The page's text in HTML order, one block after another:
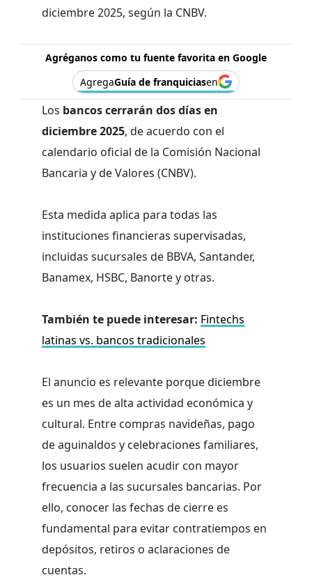
diciembre 2025, según la CNBV.
Agréganos como tu fuente favorita en Google
AgregaGuía de franquiciasen
Los bancos cerrarán dos días en
diciembre 2025, de acuerdo con el
calendario oficial de la Comisión Nacional
Bancaria y de Valores (CNBV).
Esta medida aplica para todas las
instituciones financieras supervisadas,
incluidas sucursales de BBVA, Santander,
Banamex, HSBC, Banorte y otras.
También te puede interesar: Fintechs
latinas vs. bancos tradicionales
El anuncio es relevante porque diciembre
es un mes de alta actividad económica y
cultural. Entre compras navideñas, pago
de aguinaldos y celebraciones familiares,
los usuarios suelen acudir con mayor
frecuencia a las sucursales bancarias. Por
ello, conocer las fechas de cierre es
fundamental para evitar contratiempos en
depósitos, retiros o aclaraciones de
cuentas.